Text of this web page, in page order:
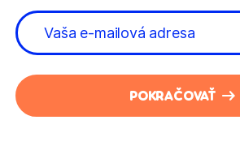
POKRAČOVAŤ